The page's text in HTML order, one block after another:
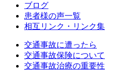
ブログ
患者様の声一覧
相互リンク・リンク集
交通事故に遭ったら
交通事故保険について
交通事故治療の重要性